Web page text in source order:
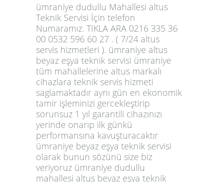
ümraniye dudullu Mahallesi altus
Teknik Servisi İçin telefon
Numaramız. TIKLA ARA 0216 335 36
00 0532 596 60 27 . ( 7/24 altus
servis hizmetleri ). ümraniye altus
beyaz eşya teknik servisi ümraniye
tüm mahallelerine altus markalı
cihazlara teknik servis hizmeti
saglamaktadır aynı gün en ekonomik
tamir işleminizi gercekleştirip
sorunsuz 1 yıl garantili cihazınızı
yerinde onarıp ilk günkü
performansına kavuşturacaktır
ümraniye beyaz eşya teknik servisi
olarak bunun sözünü size biz
veriyoruz ümraniye dudullu
mahallesi altus beyaz eşya teknik